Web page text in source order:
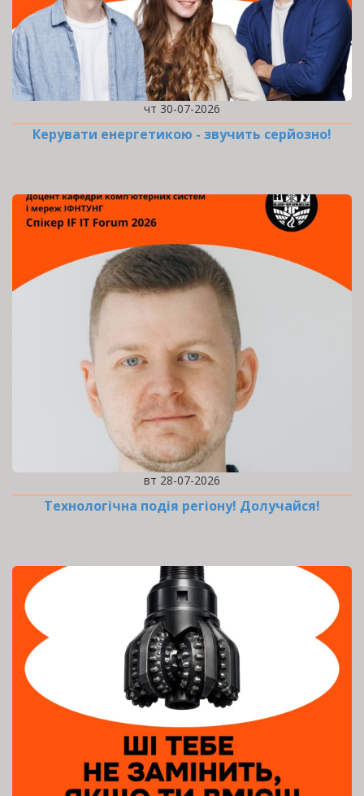
чт 30-07-2026
Керувати енергетикою - звучить серйозно!
вт 28-07-2026
Технологічна подія регіону! Долучайся!